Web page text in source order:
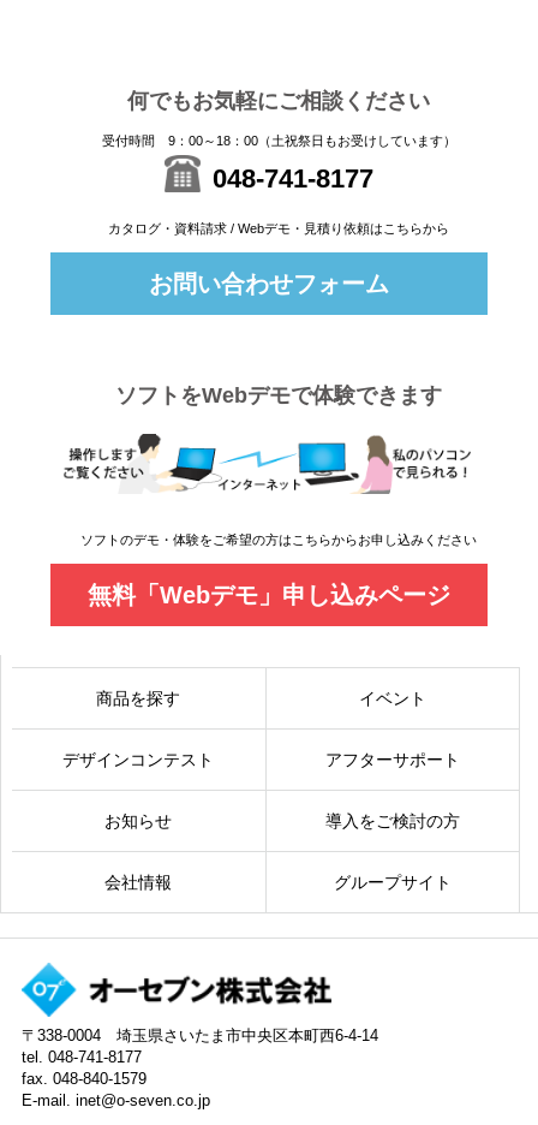
何でもお気軽にご相談ください
受付時間 9：00～18：00（土祝祭日もお受けしています）
048-741-8177
カタログ・資料請求 / Webデモ・見積り依頼はこちらから
お問い合わせフォーム
ソフトをWebデモで体験できます
ソフトのデモ・体験をご希望の方はこちらからお申し込みください
無料「Webデモ」申し込みページ
商品を探す イベント
デザインコンテスト アフターサポート
お知らせ 導入をご検討の方
会社情報 グループサイト
〒338-0004 埼玉県さいたま市中央区本町西6-4-14
tel. 048-741-8177
fax. 048-840-1579
E-mail. inet@o-seven.co.jp